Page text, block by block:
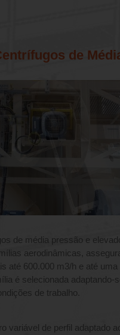
de
de média pressão e
aerodinâmicas,
até 600.000 m3/h e até
é selecionada adaptando-
de trabalho.
variável de perfil adaptado